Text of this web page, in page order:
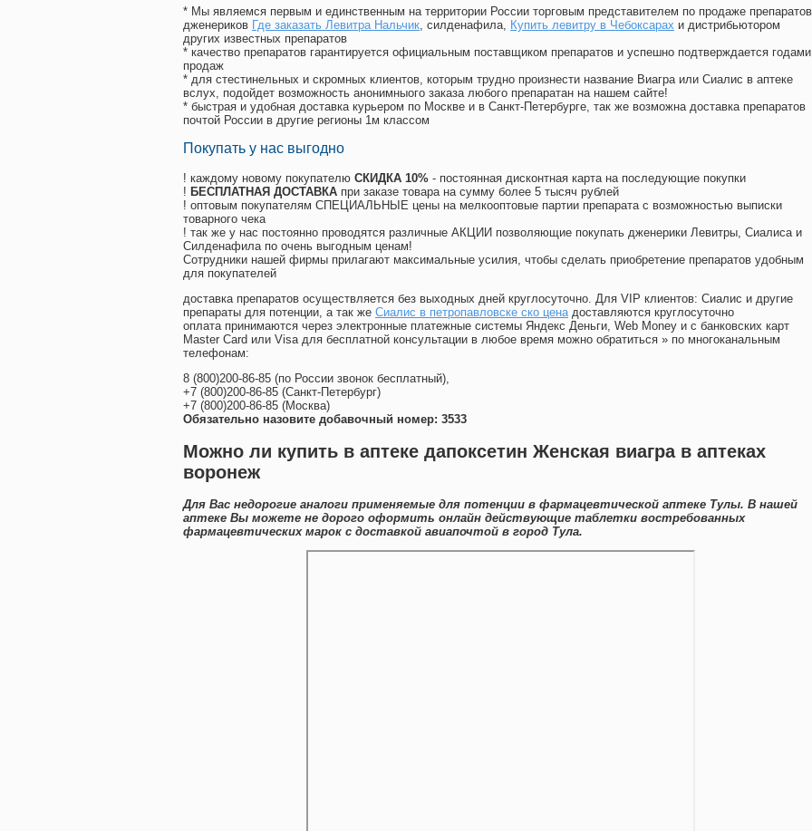
* Мы являемся первым и единственным на территории России торговым представителем по продаже препаратов
дженериков Где заказать Левитра Нальчик, силденафила, Купить левитру в Чебоксарах и дистрибьютором
других известных препаратов
* качество препаратов гарантируется официальным поставщиком препаратов и успешно подтверждается годами
продаж
* для стестинельных и скромных клиентов, которым трудно произнести название Виагра или Сиалис в аптеке
вслух, подойдет возможность анонимныого заказа любого препаратан на нашем сайте!
* быстрая и удобная доставка курьером по Москве и в Санкт-Петербурге, так же возможна доставка препаратов
почтой России в другие регионы 1м классом
Покупать у нас выгодно
! каждому новому покупателю СКИДКА 10% - постоянная дисконтная карта на последующие покупки
! БЕСПЛАТНАЯ ДОСТАВКА при заказе товара на сумму более 5 тысяч рублей
! оптовым покупателям СПЕЦИАЛЬНЫЕ цены на мелкооптовые партии препарата с возможностью выписки
товарного чека
! так же у нас постоянно проводятся различные АКЦИИ позволяющие покупать дженерики Левитры, Сиалиса и
Силденафила по очень выгодным ценам!
Cотрудники нашей фирмы прилагают максимальные усилия, чтобы сделать приобретение препаратов удобным
для покупателей
доставка препаратов осуществляется без выходных дней круглосуточно. Для VIP клиентов: Сиалис и другие
препараты для потенции, а так же Сиалис в петропавловске ско ценадоставляются круглосуточно
оплата принимаются через электронные платежные системы Яндекс Деньги, Web Money и с банковских карт
Master Card или Visa для бесплатной консультации в любое время можно обратиться » по многоканальным
телефонам:
8 (800)200-86-85 (по России звонок бесплатный),
+7 (800)200-86-85 (Санкт-Петербург)
+7 (800)200-86-85 (Москва)
Обязательно назовите добавочный номер: 3533
Можно ли купить в аптеке дапоксетин Женская виагра в аптеках
воронеж
Для Вас недорогие аналоги применяемые для потенции в фармацевтической аптеке Тулы. В нашей
аптеке Вы можете не дорого оформить онлайн действующие таблетки востребованных
фармацевтических марок с доставкой авиапочтой в город Тула.